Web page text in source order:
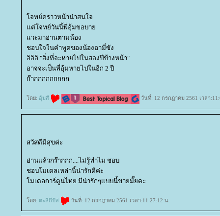
จทย์คราวหน้าน่าสนใจ
ต่โจทย์วันนี้พี่อุ้มขอบา
วะมาอ่านตามน้อง
ชอบใจในคำพูดของน้องอามี่ซัง
อิอิอิ "สิ่งที่จะหายไปในสองปีข้างหน้า"
อาจจะเป็นพี่อุ้มหายไปในอีก 2 ปี
ก๊ากกกกกกกกก
ดย: อุ้มสี วันที่: 12 กรกฎาคม 2561 เวลา
สวัสดีมีสุขค่ะ
อ่านแล้วกร๊ากกก....ไม่รู้ทำไม ชอบ
ชอบโมเดลเหล่านี้น่ารักดีค่ะ
มเดลการ์ตูนไทย มีน่ารักๆแบบนี้ขายมั๊ยคะ
ดย: ตะลีกีปัส วันที่: 12 กรกฎาคม 2561 เวลา:11:27:12 น.